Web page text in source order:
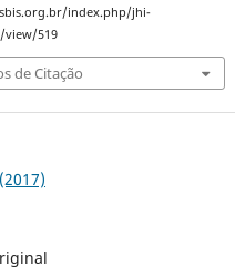
index.php/jhi-
view/519
de Citação